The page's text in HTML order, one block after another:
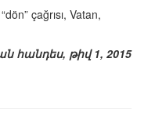
çağrısı, Vatan,
հանդես, թիվ 1, 2015